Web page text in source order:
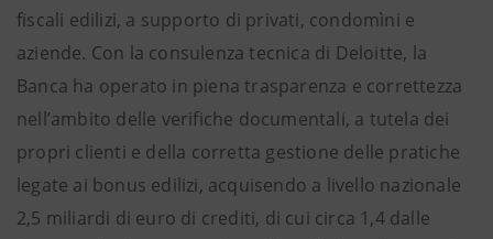
fiscali edilizi, a supporto di privati, condomìni e
aziende. Con la consulenza tecnica di Deloitte, la
Banca ha operato in piena trasparenza e correttezza
nell’ambito delle verifiche documentali, a tutela dei
propri clienti e della corretta gestione delle pratiche
legate ai bonus edilizi, acquisendo a livello nazionale
2,5 miliardi di euro di crediti, di cui circa 1,4 dalle